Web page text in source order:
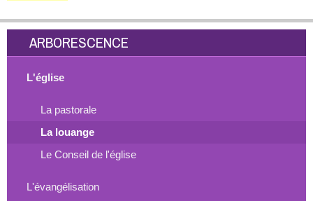
ARBORESCENCE
L'église
La pastorale
La louange
Le Conseil de l'église
L'évangélisation